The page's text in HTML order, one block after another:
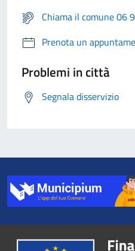
Chiama il comune 06
Prenota un
Problemi in città
Segnala disservizio